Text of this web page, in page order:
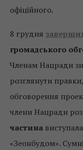
офіційного.
8 грудня
громадського
Членам Нацради
розглянути
обговорення
члени Нацради
частина
«Зеонбудом».